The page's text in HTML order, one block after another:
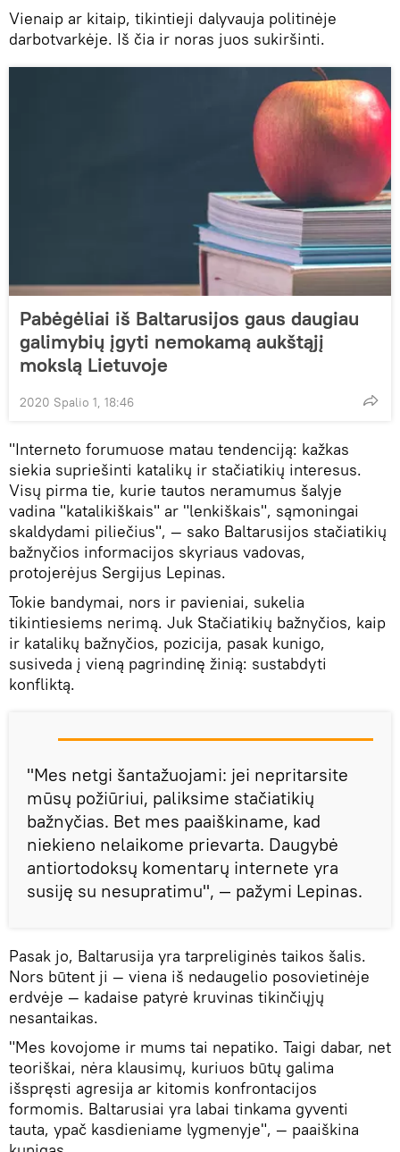
Vienaip ar kitaip, tikintieji dalyvauja politinėje
darbotvarkėje. Iš čia ir noras juos sukiršinti.
Pabėgėliai iš Baltarusijos gaus daugiau
galimybių įgyti nemokamą aukštąjį
mokslą Lietuvoje
2020 Spalio 1, 18:46
"Interneto forumuose matau tendenciją: kažkas
siekia supriešinti katalikų ir stačiatikių interesus.
Visų pirma tie, kurie tautos neramumus šalyje
vadina "katalikiškais" ar "lenkiškais", sąmoningai
skaldydami piliečius", — sako Baltarusijos stačiatikių
bažnyčios informacijos skyriaus vadovas,
protojerėjus Sergijus Lepinas.
Tokie bandymai, nors ir pavieniai, sukelia
tikintiesiems nerimą. Juk Stačiatikių bažnyčios, kaip
ir katalikų bažnyčios, pozicija, pasak kunigo,
susiveda į vieną pagrindinę žinią: sustabdyti
konfliktą.
"Mes netgi šantažuojami: jei nepritarsite
mūsų požiūriui, paliksime stačiatikių
bažnyčias. Bet mes paaiškiname, kad
niekieno nelaikome prievarta. Daugybė
antiortodoksų komentarų internete yra
susiję su nesupratimu", — pažymi Lepinas.
Pasak jo, Baltarusija yra tarpreliginės taikos šalis.
Nors būtent ji — viena iš nedaugelio posovietinėje
erdvėje — kadaise patyrė kruvinas tikinčiųjų
nesantaikas.
"Mes kovojome ir mums tai nepatiko. Taigi dabar, net
teoriškai, nėra klausimų, kuriuos būtų galima
išspręsti agresija ar kitomis konfrontacijos
formomis. Baltarusiai yra labai tinkama gyventi
tauta, ypač kasdieniame lygmenyje", — paaiškina